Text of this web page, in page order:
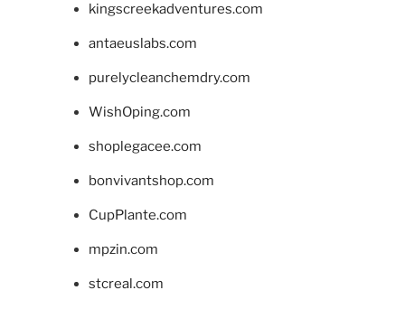
kingscreekadventures.com
antaeuslabs.com
purelycleanchemdry.com
WishOping.com
shoplegacee.com
bonvivantshop.com
CupPlante.com
mpzin.com
stcreal.com